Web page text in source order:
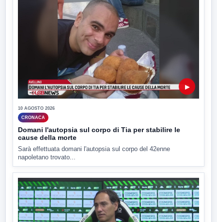
▶
10 AGOSTO 2026
CRONACA
Domani l'autopsia sul corpo di Tia per stabilire le
cause della morte
Sarà effettuata domani l'autopsia sul corpo del 42enne
napoletano trovato...